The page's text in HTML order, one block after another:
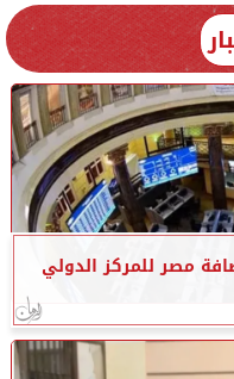
مصر للمركز الدولي